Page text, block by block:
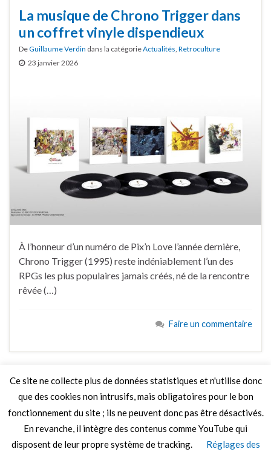
La musique de Chrono Trigger dans
un coffret vinyle dispendieux
DeGuillaume Verdin dans la catégorieActualités Retroculture
23 janvier 2026
À l’honneur d’un numéro de Pix’n Love l’année dernière,
Chrono Trigger (1995) reste indéniablement l’un des
RPGs les plus populaires jamais créés, né de la rencontre
rêvée (…)
Faire un commentaire
LIRE PLUS
Ce site ne collecte plus de données statistiques et n'utilise donc
que des cookies non intrusifs, mais obligatoires pour le bon
fonctionnement du site ; ils ne peuvent donc pas être désactivés.
En revanche, il intègre des contenus comme YouTube qui
disposent de leur propre système de tracking.
Réglages des